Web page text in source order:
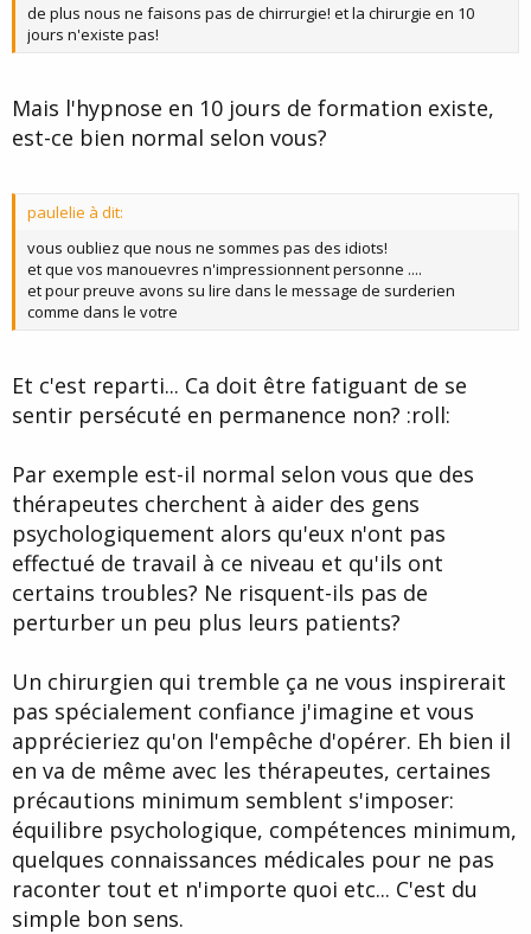
de plus nous ne faisons pas de chirrurgie! et la chirurgie en 10
jours n'existe pas!
Mais l'hypnose en 10 jours de formation existe,
est-ce bien normal selon vous?
paulelie à dit:
vous oubliez que nous ne sommes pas des idiots!
et que vos manouevres n'impressionnent personne ....
et pour preuve avons su lire dans le message de surderien
comme dans le votre
Et c'est reparti... Ca doit être fatiguant de se
sentir persécuté en permanence non? :roll:
Par exemple est-il normal selon vous que des
thérapeutes cherchent à aider des gens
psychologiquement alors qu'eux n'ont pas
effectué de travail à ce niveau et qu'ils ont
certains troubles? Ne risquent-ils pas de
perturber un peu plus leurs patients?
Un chirurgien qui tremble ça ne vous inspirerait
pas spécialement confiance j'imagine et vous
apprécieriez qu'on l'empêche d'opérer. Eh bien il
en va de même avec les thérapeutes, certaines
précautions minimum semblent s'imposer:
équilibre psychologique, compétences minimum,
quelques connaissances médicales pour ne pas
raconter tout et n'importe quoi etc... C'est du
simple bon sens.